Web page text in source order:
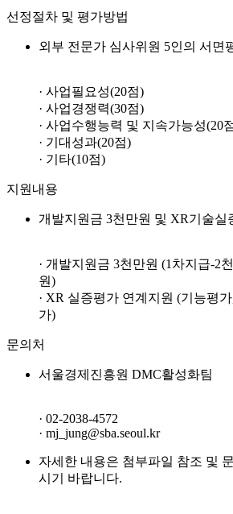
선정절차 및 평가방법
외부 전문가 심사위원 5인의 서면
· 사업필요성(20점)
· 사업경쟁력(30점)
· 사업수행능력 및 지속가능성(20
· 기대성과(20점)
· 기타(10점)
지원내용
개발지원금 3천만원 및 XR기술실
· 개발지원금 3천만원 (1차지급-2
원)
· XR 실증평가 연계지원 (기능평
가)
문의처
서울경제진흥원 DMC활성화팀
· 02-2038-4572
· mj_jung@sba.seoul.kr
자세한 내용은 첨부파일 참조 및
시기 바랍니다.